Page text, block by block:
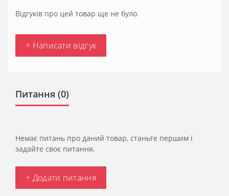
Відгуків про цей товар ще не було.
+ Написати відгук
Питання (0)
Немає питань про даний товар, станьте першим і
задайте своє питання.
+ Додати питання